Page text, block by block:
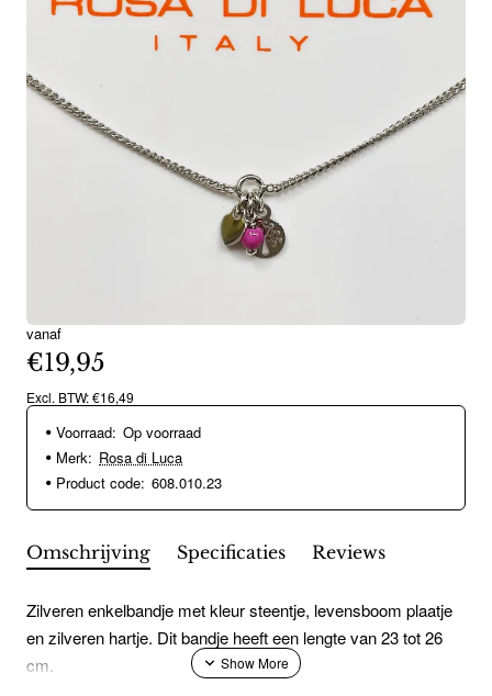
vanaf
€19,95
Excl. BTW: €16,49
Voorraad: Op voorraad
Merk: Rosa di Luca
Product code: 608.010.23
Omschrijving Specificaties Reviews
Zilveren enkelbandje met kleur steentje, levensboom plaatje
en zilveren hartje. Dit bandje heeft een lengte van 23 tot 26
cm.